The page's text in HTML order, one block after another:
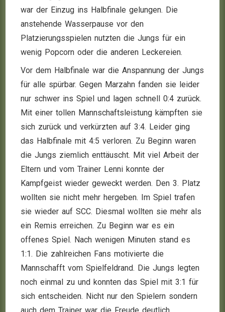
war der Einzug ins Halbfinale gelungen. Die
anstehende Wasserpause vor den
Platzierungsspielen nutzten die Jungs für ein
wenig Popcorn oder die anderen Leckereien.
Vor dem Halbfinale war die Anspannung der Jungs
für alle spürbar. Gegen Marzahn fanden sie leider
nur schwer ins Spiel und lagen schnell 0:4 zurück.
Mit einer tollen Mannschaftsleistung kämpften sie
sich zurück und verkürzten auf 3:4. Leider ging
das Halbfinale mit 4:5 verloren. Zu Beginn waren
die Jungs ziemlich enttäuscht. Mit viel Arbeit der
Eltern und vom Trainer Lenni konnte der
Kampfgeist wieder geweckt werden. Den 3. Platz
wollten sie nicht mehr hergeben. Im Spiel trafen
sie wieder auf SCC. Diesmal wollten sie mehr als
ein Remis erreichen. Zu Beginn war es ein
offenes Spiel. Nach wenigen Minuten stand es
1:1. Die zahlreichen Fans motivierte die
Mannschafft vom Spielfeldrand. Die Jungs legten
noch einmal zu und konnten das Spiel mit 3:1 für
sich entscheiden. Nicht nur den Spielern sondern